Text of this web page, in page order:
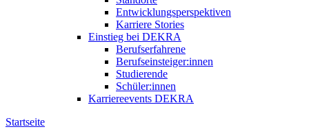
Entwicklungsperspektiven
Karriere Stories
Einstieg bei DEKRA
Berufserfahrene
Berufseinsteiger:innen
Studierende
Schüler:innen
Karriereevents DEKRA
Startseite